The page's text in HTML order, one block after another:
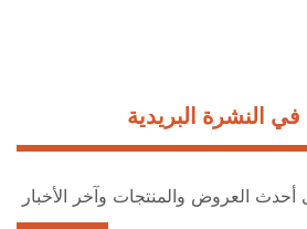
النشرة البريدية
العروض والمنتجات وآخر الأخبار